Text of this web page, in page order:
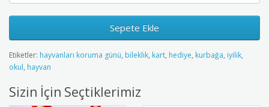
Sepete Ekle
Etiketler: hayvanları koruma günü, bileklik, kart, hediye, kurbağa, iyilik,
okul, hayvan
Sizin İçin Seçtiklerimiz